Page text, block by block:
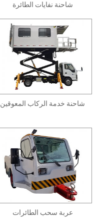
شاحنة نفايات الطائرة
شاحنة خدمة الركاب المعوقين
عربة سحب الطائرات